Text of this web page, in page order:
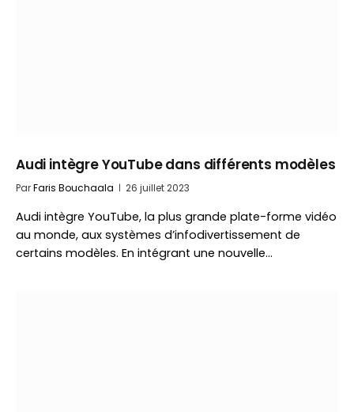
Audi intègre YouTube dans différents modèles
ParFaris Bouchaala 26 juillet 2023
Audi intègre YouTube, la plus grande plate-forme vidéo
au monde, aux systèmes d’infodivertissement de
certains modèles. En intégrant une nouvelle…